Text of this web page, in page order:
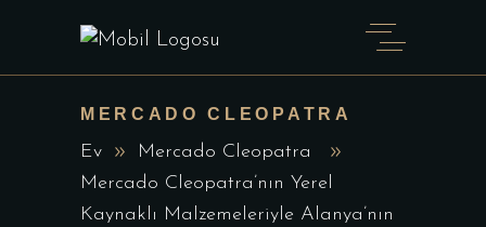
MERCADO CLEOPATRA
Ev
Mercado Cleopatra
Mercado Cleopatra’nın Yerel
Kaynaklı Malzemeleriyle Alanya’nın